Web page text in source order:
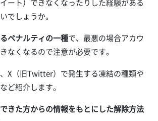
ート）できなくなったりした経験がある
でしょうか。
ペナルティの一種で、最悪の場合アカウ
なくなるので注意が必要です。
X（旧Twitter）で発生する凍結の種類や
ど紹介します。
きた方からの情報をもとにした解除方法